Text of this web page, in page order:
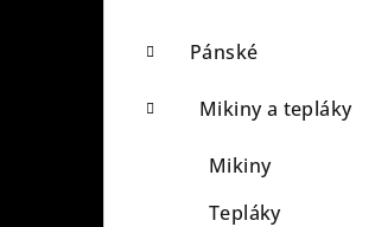
Pánské
Mikiny a tepláky
Mikiny
Tepláky